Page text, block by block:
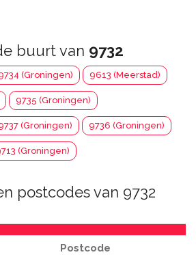
buurt van 9732
(Groningen) 9613 (Meerstad)
9735 (Groningen)
(Groningen) 9736 (Groningen)
(Groningen)
postcodes van 9732
Postcode